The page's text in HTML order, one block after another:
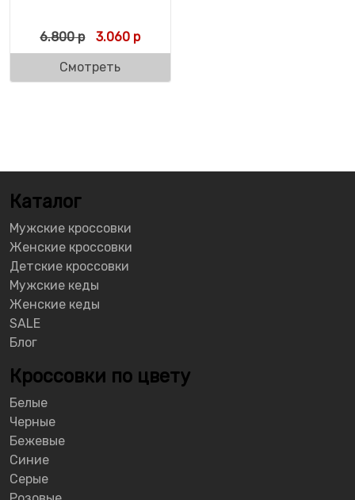
6.800р Первоначальная цена составляла 6.800
3.060 рТекущая цена: 3.060 р.
Смотреть
Каталог
Мужские кроссовки
Женские кроссовки
Детские кроссовки
Мужские кеды
Женские кеды
SALE
Блог
Кроссовки по цвету
Белые
Черные
Бежевые
Синие
Серые